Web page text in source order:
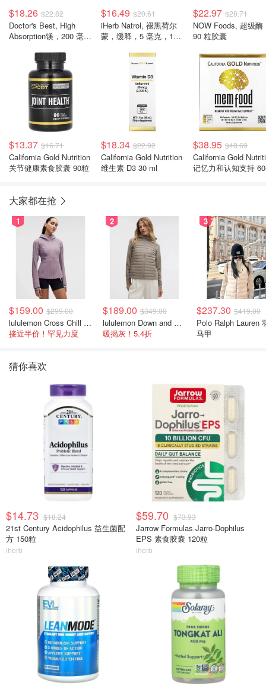
$18.26 $22.82
Doctor's Best, High
Absorption镁，200 毫
$16.49 $20.61
iHerb Natrol, 褪黑荷尔
蒙，缓释，5 毫克，100
$22.97 $28.71
NOW Foods, 超级酶
90 粒胶囊
$13.37 $16.71
California Gold Nutrition
关节健康素食胶囊 90粒
$18.34 $22.92
California Gold Nutrition
维生素 D3 30 ml
$38.95 $48.69
California Gold
记忆力和认知支持
大家都在抢
1
$159.00 $299.00
lululemon Cross Chill 女士运动外套
接近半价！罕见力度
2
$189.00 $349.00
lululemon Down and Around 羽绒夹克
暖揭灰！5.4折
3
$237.30 $419.00
Polo Ralph Lauren
马甲
猜你喜欢
$14.73 $18.24
21st Century Acidophilus 益生菌配
方 150粒
iherb
$59.70 $73.93
Jarrow Formulas Jarro-Dophilus
EPS 素食胶囊 120粒
iherb